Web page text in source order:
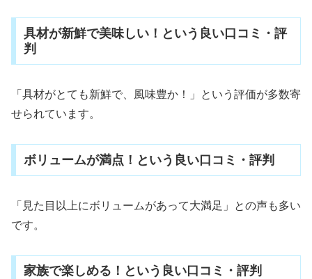
具材が新鮮で美味しい！という良い口コミ・評
判
「具材がとても新鮮で、風味豊か！」という評価が多数寄
せられています。
ボリュームが満点！という良い口コミ・評判
「見た目以上にボリュームがあって大満足」との声も多い
です。
家族で楽しめる！という良い口コミ・評判